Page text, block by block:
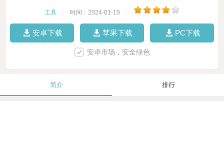
工具 时间：2024-01-10
安卓下载 苹果下载 PC下载
安卓市场，安全绿色
简介 排行